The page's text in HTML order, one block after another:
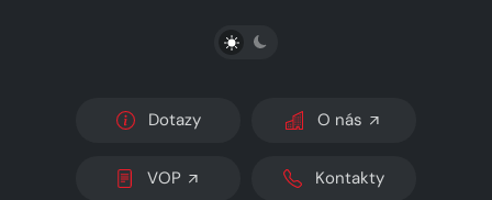
PŘEPNOUT SVĚTLÝ/TMAVÝ REŽIM
Dotazy O nás
VOP Kontakty